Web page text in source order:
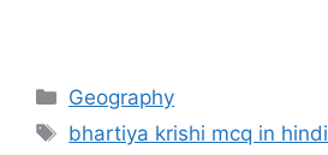
Categories
Geography
Tags
bhartiya krishi mcq in hindi